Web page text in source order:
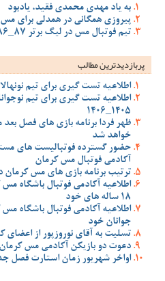
به یاد مهدی محمدی فقید، یادبود
پیروزی همگانی در همدلی برای
تیم فوتبال مس در لیگ برتر 87_1386، با خاطرات مس
پربازدیدترین‌ مطالب
اطلاعیه تست گیری برای تیم نونهالان
اطلاعیه تست گیری برای تیم
1405_1406
ظهر فردا برنامه بازی های فصل
خواهد شد
حضور گسترده فوتبالیست های
آکادمی فوتبال مس کرمان
ترتیب برنامه بازی های مس
اطلاعیه آکادمی فوتبال باشگاه
18 ساله های خود
اطلاعیه آکادمی فوتبال باشگاه
جوانان خود
تسلیت به آقای نوروزپور از
دعوت دو بازیکن آکادمی مس کرمان
اواخر شهریور زمان استارت فصل